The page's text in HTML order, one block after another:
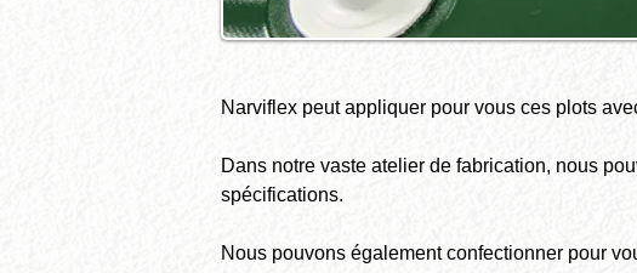
Narviflex peut appliquer pour vous ces plots
Dans notre vaste atelier de fabrication, nous
spécifications.
Nous pouvons également confectionner pour